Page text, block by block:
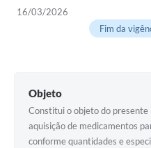
16/03/2026
Fim da
Objeto
Constitui o objeto do
aquisição de medicamentos
conforme quantidades e